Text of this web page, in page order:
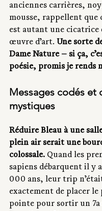
anciennes carrières,
mousse, rappellent que
est autant une cicatrice
œuvre d’art. Une sorte
Dame Nature — si ça,
poésie, promis je rends
Messages codés et
mystiques
Réduire Bleau à une
plein air serait une
colossale. Quand les
sapiens débarquent il y
000 ans, leur trip
exactement de placer
pointe pour sortir un